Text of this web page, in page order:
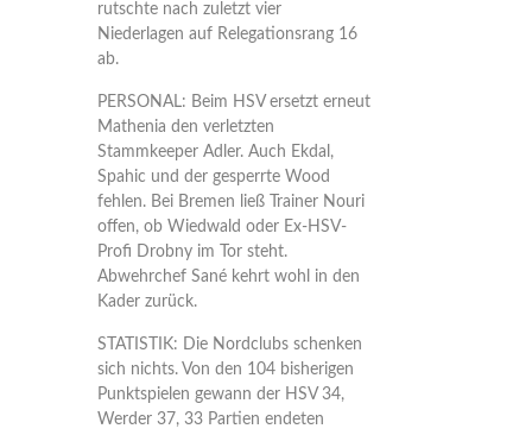
rutschte nach zuletzt vier
Niederlagen auf Relegationsrang 16
ab.
PERSONAL: Beim HSV ersetzt erneut
Mathenia den verletzten
Stammkeeper Adler. Auch Ekdal,
Spahic und der gesperrte Wood
fehlen. Bei Bremen ließ Trainer Nouri
offen, ob Wiedwald oder Ex-HSV-
Profi Drobny im Tor steht.
Abwehrchef Sané kehrt wohl in den
Kader zurück.
STATISTIK: Die Nordclubs schenken
sich nichts. Von den 104 bisherigen
Punktspielen gewann der HSV 34,
Werder 37, 33 Partien endeten